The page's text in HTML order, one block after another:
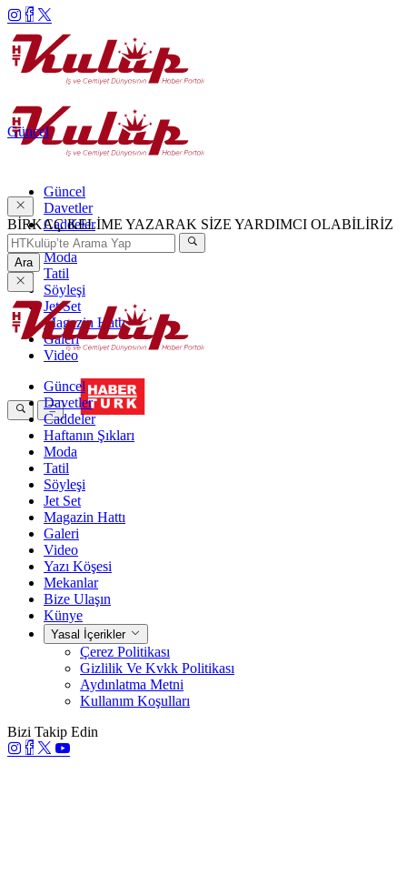
Güncel
Davetler
Caddeler
Haftanın Şıkları
Moda
Tatil
Söyleşi
Jet Set
Magazin Hattı
Galeri
Video
Güncel
BİRKAÇ KELİME YAZARAK SİZE YARDIMCI OLABİLİRİZ
Ara
Güncel
Davetler
Caddeler
Haftanın Şıkları
Moda
Tatil
Söyleşi
Jet Set
Magazin Hattı
Galeri
Video
Yazı Köşesi
Mekanlar
Bize Ulaşın
Künye
Yasal İçerikler
Çerez Politikası
Gizlilik Ve Kvkk Politikası
Aydınlatma Metni
Kullanım Koşulları
Bizi Takip Edin